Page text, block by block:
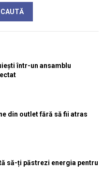
într-un ansamblu
din outlet fără să fii atras
să-ți păstrezi energia pentru